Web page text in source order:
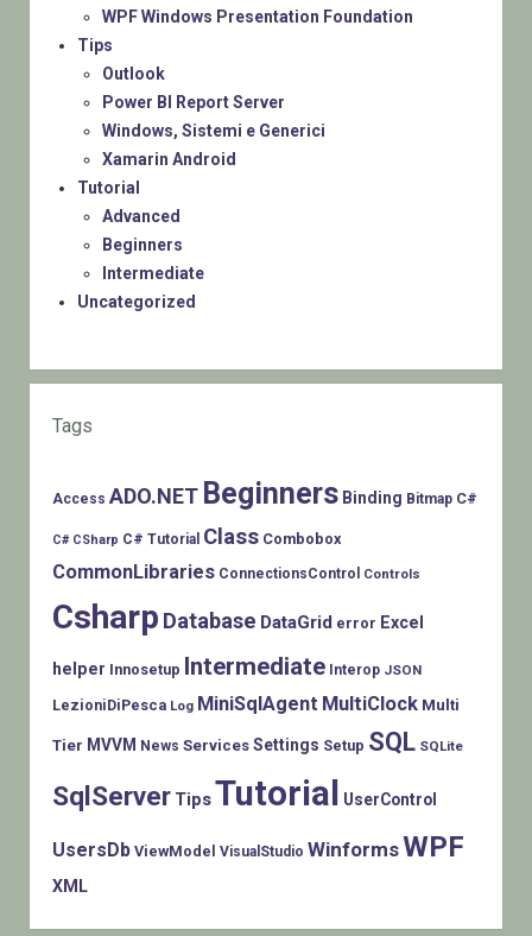
WPF Windows Presentation Foundation
Tips
Outlook
Power BI Report Server
Windows, Sistemi e Generici
Xamarin Android
Tutorial
Advanced
Beginners
Intermediate
Uncategorized
Tags
Access ADO.NET Beginners Binding Bitmap C#
C# CSharp C# Tutorial Class Combobox
CommonLibraries ConnectionsControl Controls
Csharp Database DataGrid error Excel
helper Innosetup Intermediate Interop JSON
LezioniDiPesca Log MiniSqlAgent MultiClock Multi
Tier MVVM News Services Settings Setup SQL SQLite
SqlServer TipsTutorial UserControl
UsersDb ViewModel VisualStudio WinformsWPF
XML